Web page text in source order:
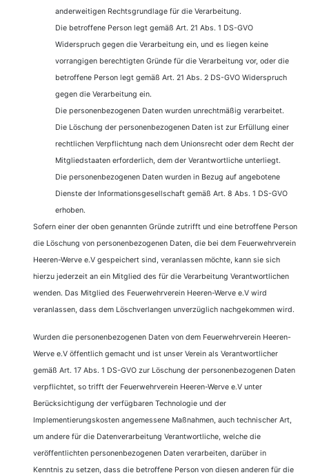
anderweitigen Rechtsgrundlage für die Verarbeitung.
Die betroffene Person legt gemäß Art. 21 Abs. 1 DS-GVO
Widerspruch gegen die Verarbeitung ein, und es liegen keine
vorrangigen berechtigten Gründe für die Verarbeitung vor, oder die
betroffene Person legt gemäß Art. 21 Abs. 2 DS-GVO Widerspruch
gegen die Verarbeitung ein.
Die personenbezogenen Daten wurden unrechtmäßig verarbeitet.
Die Löschung der personenbezogenen Daten ist zur Erfüllung einer
rechtlichen Verpflichtung nach dem Unionsrecht oder dem Recht der
Mitgliedstaaten erforderlich, dem der Verantwortliche unterliegt.
Die personenbezogenen Daten wurden in Bezug auf angebotene
Dienste der Informationsgesellschaft gemäß Art. 8 Abs. 1 DS-GVO
erhoben.
Sofern einer der oben genannten Gründe zutrifft und eine betroffene Person
die Löschung von personenbezogenen Daten, die bei dem Feuerwehrverein
Heeren-Werve e.V gespeichert sind, veranlassen möchte, kann sie sich
hierzu jederzeit an ein Mitglied des für die Verarbeitung Verantwortlichen
wenden. Das Mitglied des Feuerwehrverein Heeren-Werve e.V wird
veranlassen, dass dem Löschverlangen unverzüglich nachgekommen wird.
Wurden die personenbezogenen Daten von dem Feuerwehrverein Heeren-
Werve e.V öffentlich gemacht und ist unser Verein als Verantwortlicher
gemäß Art. 17 Abs. 1 DS-GVO zur Löschung der personenbezogenen Daten
verpflichtet, so trifft der Feuerwehrverein Heeren-Werve e.V unter
Berücksichtigung der verfügbaren Technologie und der
Implementierungskosten angemessene Maßnahmen, auch technischer Art,
um andere für die Datenverarbeitung Verantwortliche, welche die
veröffentlichten personenbezogenen Daten verarbeiten, darüber in
Kenntnis zu setzen, dass die betroffene Person von diesen anderen für die